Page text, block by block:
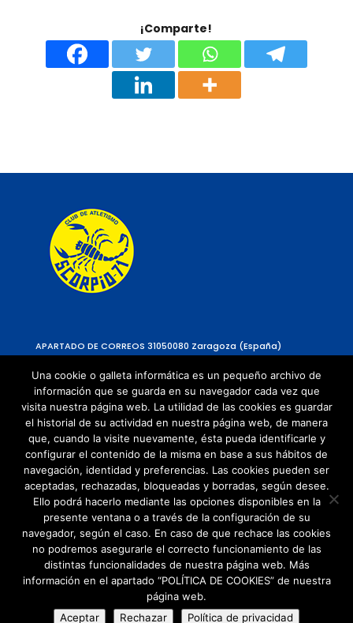
¡Comparte!
APARTADO DE CORREOS 31050080 Zaragoza (España)
Política de Privacidad
Política de cookies
© Copyright 2021 | Todos los Derechos
Reservados
Una cookie o galleta informática es un pequeño archivo de
información que se guarda en su navegador cada vez que
visita nuestra página web. La utilidad de las cookies es guardar
el historial de su actividad en nuestra página web, de manera
que, cuando la visite nuevamente, ésta pueda identificarle y
configurar el contenido de la misma en base a sus hábitos de
navegación, identidad y preferencias. Las cookies pueden ser
aceptadas, rechazadas, bloqueadas y borradas, según desee.
Ello podrá hacerlo mediante las opciones disponibles en la
presente ventana o a través de la configuración de su
navegador, según el caso. En caso de que rechace las cookies
no podremos asegurarle el correcto funcionamiento de las
distintas funcionalidades de nuestra página web. Más
información en el apartado “POLÍTICA DE COOKIES” de nuestra
página web.
Aceptar
Rechazar Política de privacidad